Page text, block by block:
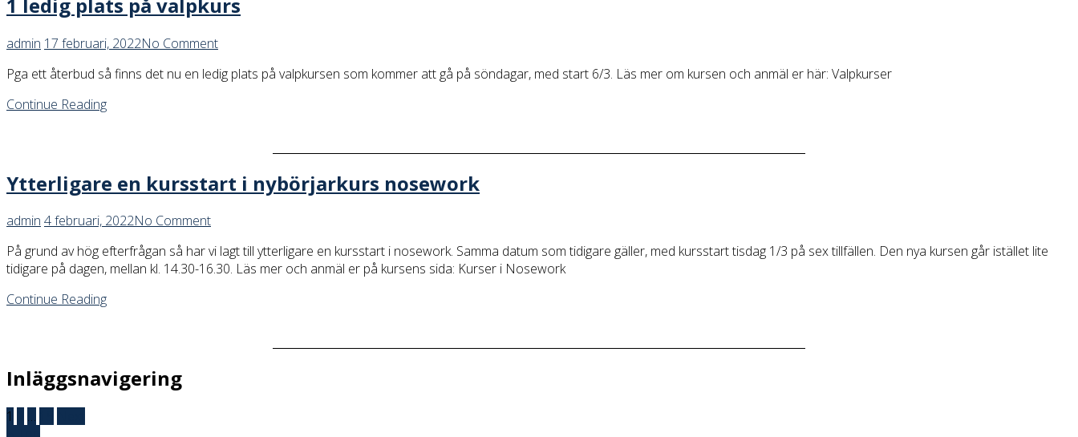
admin 17 februari, 2022No Comment
Pga ett återbud så finns det nu en ledig plats på valpkursen som kommer att gå på söndagar, med start 6/3. Läs mer om kursen och anmäl er här: Valpkurser
Continue Reading
Ytterligare en kursstart i nybörjarkurs nosework
admin 4 februari, 2022No Comment
På grund av hög efterfrågan så har vi lagt till ytterligare en kursstart i nosework. Samma datum som tidigare gäller, med kursstart tisdag 1/3 på sex tillfällen. Den nya kursen går istället lite
tidigare på dagen, mellan kl. 14.30-16.30. Läs mer och anmäl er på kursens sida: Kurser i Nosework
Continue Reading
Inläggsnavigering
1 …